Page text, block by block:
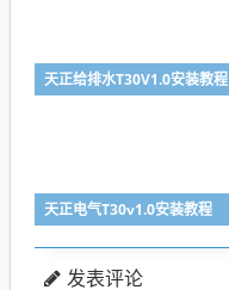
天正给排水T30V1.0安装教程
天正电气T30v1.0安装教程
发表评论